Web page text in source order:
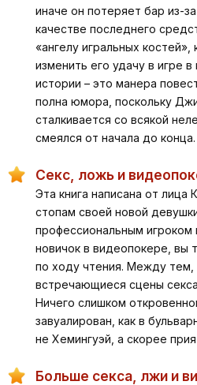
иначе он потеряет бар из-
качестве последнего
«ангелу игральных
изменить его удачу в игре
истории – это манера
полна юмора, поскольку
сталкивается со всякой
смеялся от начала до конца.
Секс, ложь и
Эта книга написана от лица
стопам своей новой
профессиональным игроком
новичок в видеопокере, вы
по ходу чтения. Между тем,
встречающиеся сцены
Ничего слишком
завуалирован, как в
не Хемингуэй, а скорее
Больше секса, лжи и